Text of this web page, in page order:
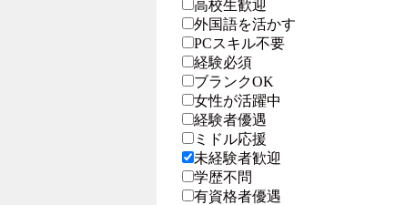
高校生歓迎
外国語を活かす
PCスキル不要
経験必須
ブランクOK
女性が活躍中
経験者優遇
ミドル応援
未経験者歓迎
学歴不問
有資格者優遇